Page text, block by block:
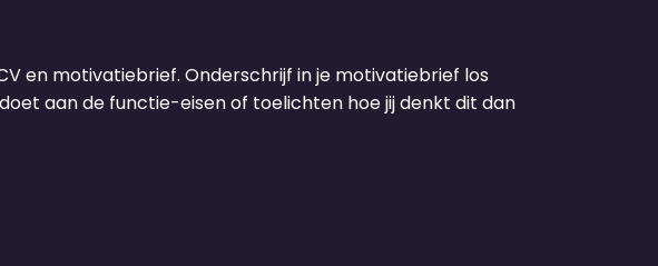
en motivatiebrief. Onderschrijf in je motivatiebrief los
aan de functie-eisen of toelichten hoe jij denkt dit dan